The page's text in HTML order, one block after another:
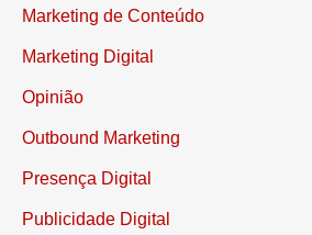
Marketing de Conteúdo
Marketing Digital
Opinião
Outbound Marketing
Presença Digital
Publicidade Digital